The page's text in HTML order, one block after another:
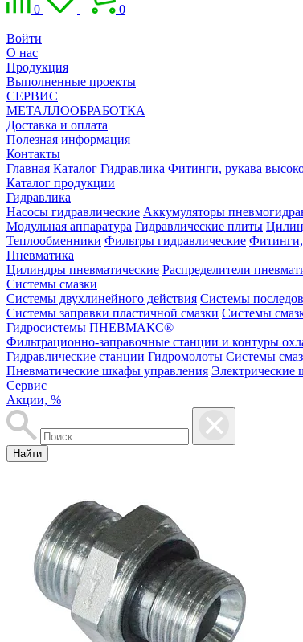
0 0
Войти
О нас
Продукция
Выполненные проекты
СЕРВИС
МЕТАЛЛООБРАБОТКА
Доставка и оплата
Полезная информация
Контакты
Главная Каталог Гидравлика Фитинги, рукава
Каталог продукции
Гидравлика
Насосы гидравлические Аккумуляторы
Модульная аппаратура Гидравлические плиты
Теплообменники Фильтры гидравлические Фитинги,
Пневматика
Цилиндры пневматические Распределители
Системы смазки
Системы двухлинейного действия Системы
Системы заправки пластичной смазки Системы
Гидросистемы ПНЕВМАКС®
Фильтрационно-заправочные станции и контуры
Гидравлические станции Гидромолоты Системы
Пневматические шкафы управления Электрические
Сервис
Акции, %
Найти